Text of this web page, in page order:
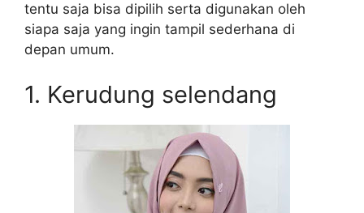
tentu saja bisa dipilih serta digunakan oleh
siapa saja yang ingin tampil sederhana di
depan umum.
1. Kerudung selendang